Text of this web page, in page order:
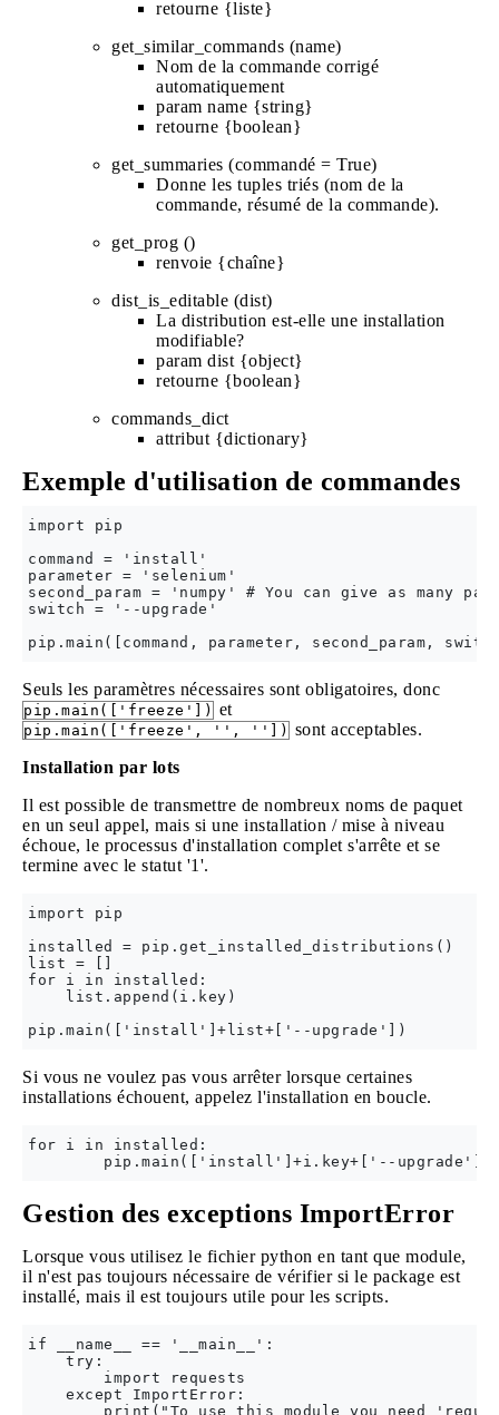
retourne {liste}
get_similar_commands (name)
Nom de la commande corrigé
automatiquement
param name {string}
retourne {boolean}
get_summaries (commandé = True)
Donne les tuples triés (nom de la
commande, résumé de la commande).
get_prog ()
renvoie {chaîne}
dist_is_editable (dist)
La distribution est-elle une installation
modifiable?
param dist {object}
retourne {boolean}
commands_dict
attribut {dictionary}
Exemple d'utilisation de commandes
import pip
command = 'install'
parameter = 'selenium'
second_param = 'numpy' # You can give as many
switch = '--upgrade'
Seuls les paramètres nécessaires sont obligatoires, donc
pip.main(['freeze']) et
pip.main(['freeze', '', '']) sont acceptables.
Installation par lots
Il est possible de transmettre de nombreux noms de paquet
en un seul appel, mais si une installation / mise à niveau
échoue, le processus d'installation complet s'arrête et se
termine avec le statut '1'.
import pip
installed = pip.get_installed_distributions()
list = []
for i in installed:
    list.append(i.key)
Si vous ne voulez pas vous arrêter lorsque certaines
installations échouent, appelez l'installation en boucle.
for i in installed:
Gestion des exceptions ImportError
Lorsque vous utilisez le fichier python en tant que module,
il n'est pas toujours nécessaire de vérifier si le package est
installé, mais il est toujours utile pour les scripts.
if __name__ == '__main__':
    try:
        import requests
    except ImportError:
print("To use this module you need